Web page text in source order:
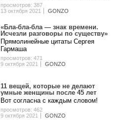
просмотров: 387
13 октября 2021
GONZO
«Бла-бла-бла — знак времени.
Исчезли разговоры по существу»
Прямолинейные цитаты Сергея
Гармаша
просмотров: 471
9 октября 2021
GONZO
11 вещей, которые не делают
умные женщины после 45 лет
Вот согласна с каждым словом!
просмотров: 462
9 октября 2021
GONZO